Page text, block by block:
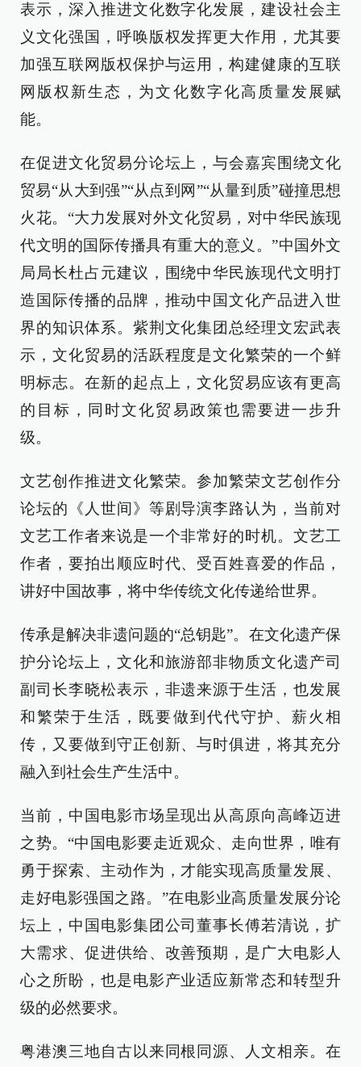
表示，深入推进文化数字化发展，建设社会主
义文化强国，呼唤版权发挥更大作用，尤其要
加强互联网版权保护与运用，构建健康的互联
网版权新生态，为文化数字化高质量发展赋
能。
在促进文化贸易分论坛上，与会嘉宾围绕文化
贸易“从大到强”“从点到网”“从量到质”碰撞思想
火花。“大力发展对外文化贸易，对中华民族现
代文明的国际传播具有重大的意义。”中国外文
局局长杜占元建议，围绕中华民族现代文明打
造国际传播的品牌，推动中国文化产品进入世
界的知识体系。紫荆文化集团总经理文宏武表
示，文化贸易的活跃程度是文化繁荣的一个鲜
明标志。在新的起点上，文化贸易应该有更高
的目标，同时文化贸易政策也需要进一步升
级。
文艺创作推进文化繁荣。参加繁荣文艺创作分
论坛的《人世间》等剧导演李路认为，当前对
文艺工作者来说是一个非常好的时机。文艺工
作者，要拍出顺应时代、受百姓喜爱的作品，
讲好中国故事，将中华传统文化传递给世界。
传承是解决非遗问题的“总钥匙”。在文化遗产保
护分论坛上，文化和旅游部非物质文化遗产司
副司长李晓松表示，非遗来源于生活，也发展
和繁荣于生活，既要做到代代守护、薪火相
传，又要做到守正创新、与时俱进，将其充分
融入到社会生产生活中。
当前，中国电影市场呈现出从高原向高峰迈进
之势。“中国电影要走近观众、走向世界，唯有
勇于探索、主动作为，才能实现高质量发展、
走好电影强国之路。”在电影业高质量发展分论
坛上，中国电影集团公司董事长傅若清说，扩
大需求、促进供给、改善预期，是广大电影人
心之所盼，也是电影产业适应新常态和转型升
级的必然要求。
粤港澳三地自古以来同根同源、人文相亲。在